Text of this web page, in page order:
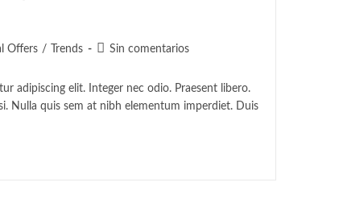
Offers / Trends
Comentarios
la
entrada:
Sin comentarios
adipiscing elit. Integer nec odio. Praesent libero.
Nulla quis sem at nibh elementum imperdiet. Duis